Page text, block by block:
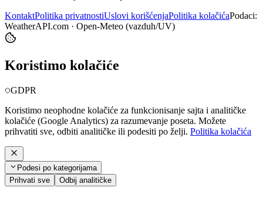
KontaktPolitika privatnostiUslovi korišćenjaPolitika kolačićaPodaci:
WeatherAPI.com · Open-Meteo (vazduh/UV)
Koristimo kolačiće
GDPR
Koristimo neophodne kolačiće za funkcionisanje sajta i analitičke
kolačiće (Google Analytics) za razumevanje poseta. Možete
prihvatiti sve, odbiti analitičke ili podesiti po želji. Politika kolačića
Podesi po kategorijama
Prihvati sve
Odbij analitičke